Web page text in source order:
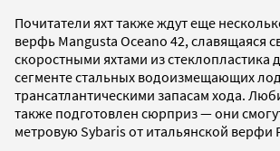
Почитатели яхт также ждут еще
верфь Mangusta Oceano 42, славящаяся
скоростными яхтами из стеклопластика
сегменте стальных водоизмещающих
трансатлантическими запасам хода.
также подготовлен сюрприз — они
метровую Sybaris от итальянской верфи